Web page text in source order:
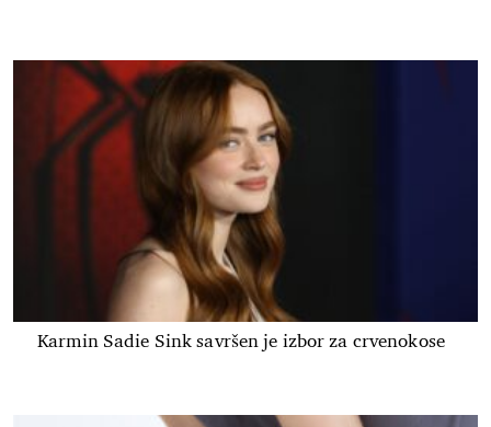
Karmin Sadie Sink savršen je izbor za crvenokose